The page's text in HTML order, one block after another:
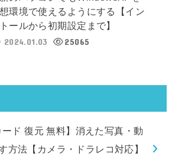
環境で使えるようにする【イン
ールから初期設定まで】
2024.01.03
25065
ード 復元 無料】消えた写真・動
方法【カメラ・ドラレコ対応】